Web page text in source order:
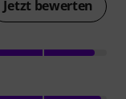
Jetzt bewerten